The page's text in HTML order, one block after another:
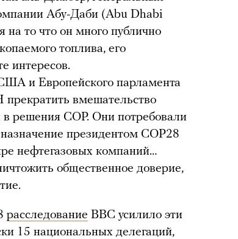
Абу-Даби (Abu Dhabi
то что он много публично
топлива, его
интересов.
и Европейского парламента
вмешательство
решения COP. Они потребовали
президентом COP28
нефтегазовых компаний…
общественное доверие,
расследование BBC усилило эти
15 национальных делегаций,